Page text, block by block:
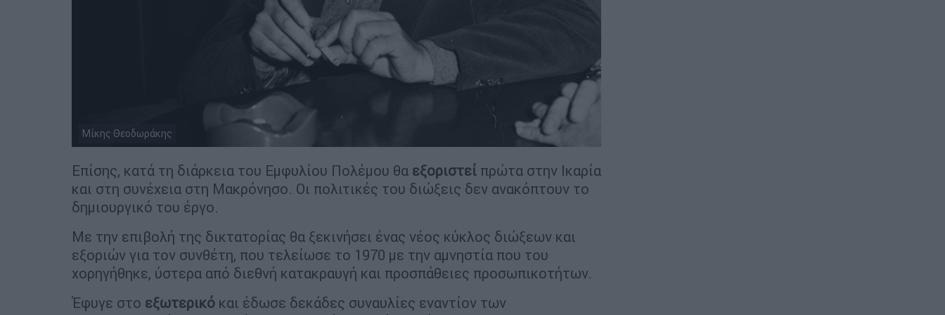
Μίκης Θεοδωράκης
Επίσης, κατά τη διάρκεια του Εμφυλίου Πολέμου θα εξοριστεί πρώτα στην Ικαρία
και στη συνέχεια στη Μακρόνησο. Οι πολιτικές του διώξεις δεν ανακόπτουν το
δημιουργικό του έργο.
Με την επιβολή της δικτατορίας θα ξεκινήσει ένας νέος κύκλος διώξεων και
εξοριών για τον συνθέτη, που τελείωσε το 1970 με την αμνηστία που του
χορηγήθηκε, ύστερα από διεθνή κατακραυγή και προσπάθειες προσωπικοτήτων.
Έφυγε στο εξωτερικό και έδωσε δεκάδες συναυλίες εναντίον των